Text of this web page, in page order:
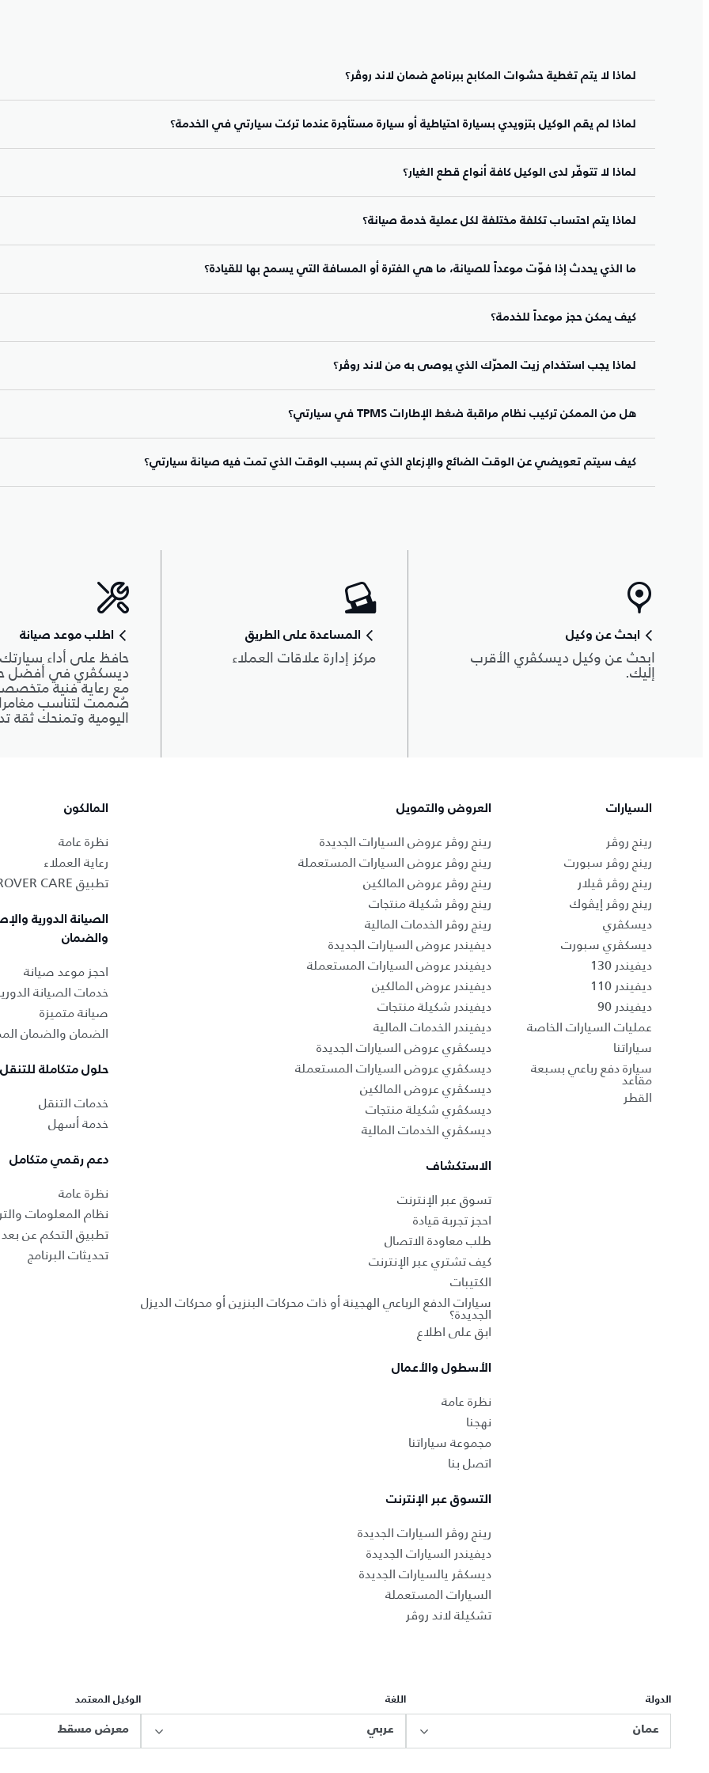
لماذا لا يتم تغطية حشوات المكابح ببرنامج ضمان لاند روڤر؟
لماذا لم يقم الوكيل بتزويدي بسيارة احتياطية أو سيارة مستأجرة عندما تركت سيارتي في الخدمة؟
لماذا لا تتوفّر لدى الوكيل كافة أنواع قطع الغيار؟
لماذا يتم احتساب تكلفة مختلفة لكل عملية خدمة صيانة؟
ما الذي يحدث إذا فوّت موعداً للصيانة، ما هي الفترة أو المسافة التي يسمح بها للقيادة؟
كيف يمكن حجز موعداً للخدمة؟
لماذا يجب استخدام زيت المحرّك الذي يوصى به من لاند روڤر؟
هل من الممكن تركيب نظام مراقبة ضغط الإطارات TPMS في سيارتي؟
كيف سيتم تعويضي عن الوقت الضائع والإزعاج الذي تم بسبب الوقت الذي تمت فيه صيانة سيارتي؟
ابحث عن وكيل
ابحث عن وكيل ديسكڤري الأقرب
إليك.
المساعدة على الطريق
مركز إدارة علاقات العملاء
اطلب موعد صيانة
حافظ على أداء سيارتك
ديسكڤري في أفضل
مع رعاية فنية
صُممت لتناسب
اليومية وتمنحك ثقة
السيارات
رينج روڤر
رينج روڤر سبورت
رينج روڤر ڤيلار
رينج روڤر إيڤوك
ديسكڤري
ديسكڤري سبورت
ديفيندر 130
ديفيندر 110
ديفيندر 90
عمليات السيارات الخاصة
سياراتنا
سيارة دفع رباعي بسبعة
مقاعد
القطر
العروض والتمويل
رينج روڤر عروض السيارات الجديدة
رينج روڤر عروض السيارات المستعملة
رينج روڤر عروض المالكين
رينج روڤر شكيلة منتجات
رينج روڤر الخدمات المالية
ديفيندر عروض السيارات الجديدة
ديفيندر عروض السيارات المستعملة
ديفيندر عروض المالكين
ديفيندر شكيلة منتجات
ديفيندر الخدمات المالية
ديسكڤري عروض السيارات الجديدة
ديسكڤري عروض السيارات المستعملة
ديسكڤري عروض المالكين
ديسكڤري شكيلة منتجات
ديسكڤري الخدمات المالية
الاستكشاف
تسوق عبر الإنترنت
احجز تجربة قيادة
طلب معاودة الاتصال
كيف تشتري عبر الإنترنت
الكتيبات
سيارات الدفع الرباعي الهجينة أو ذات محركات البنزين أو محركات الديزل
الجديدة؟
ابق على اطلاع
الأسطول والأعمال
نظرة عامة
نهجنا
مجموعة سياراتنا
اتصل بنا
التسوق عبر الإنترنت
رينج روڤر السيارات الجديدة
ديفيندر السيارات الجديدة
ديسكڤر يالسيارات الجديدة
السيارات المستعملة
تشكيلة لاند روڤر
المالكون
نظرة عامة
رعاية العملاء
تطبيق LAND ROVER CARE
الصيانة الدورية
والضمان
احجز موعد صيانة
خدمات الصيانة
صيانة متميزة
الضمان والضمان
حلول متكاملة للتنقل
خدمات التنقل
خدمة أسهل
دعم رقمي متكامل
نظرة عامة
نظام المعلومات
تطبيق التحكم عن بعد
تحديثات البرنامج
الدولة
عمان
اللغة
عربي
الوكيل المعتمد
معرض مسقط